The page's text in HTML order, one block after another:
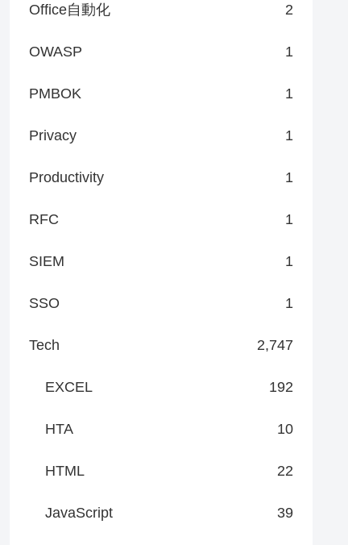
Office自動化 2
OWASP 1
PMBOK 1
Privacy 1
Productivity 1
RFC 1
SIEM 1
SSO 1
Tech 2,747
EXCEL 192
HTA 10
HTML 22
JavaScript 39